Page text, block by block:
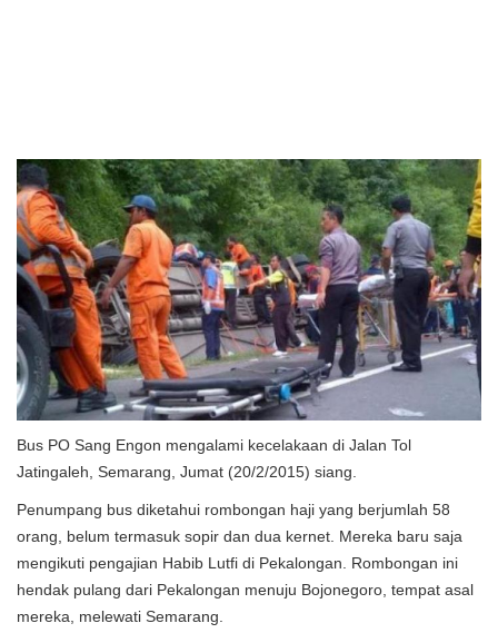
Bus PO Sang Engon mengalami kecelakaan di Jalan Tol
Jatingaleh, Semarang, Jumat (20/2/2015) siang.
Penumpang bus diketahui rombongan haji yang berjumlah 58
orang, belum termasuk sopir dan dua kernet. Mereka baru saja
mengikuti pengajian Habib Lutfi di Pekalongan. Rombongan ini
hendak pulang dari Pekalongan menuju Bojonegoro, tempat asal
mereka, melewati Semarang.